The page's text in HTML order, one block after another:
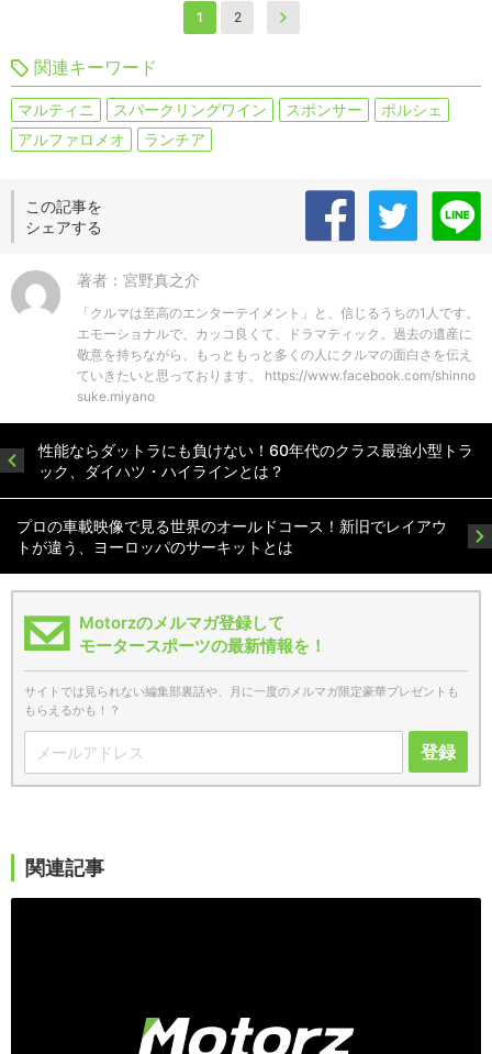
1 2
関連キーワード
マルティニ スパークリングワイン スポンサー
ポルシェ
アルファロメオ
ランチア
この記事を
シェアする
著者：宮野真之介
「クルマは至高のエンターテイメント」と、信じるうちの1人です。
エモーショナルで、カッコ良くて、ドラマティック。過去の遺産に
敬意を持ちながら、もっともっと多くの人にクルマの面白さを伝え
ていきたいと思っております。 https://www.facebook.com/shinno
suke.miyano
性能ならダットラにも負けない！60年代のクラス最強小型トラ
ック、ダイハツ・ハイラインとは？
プロの車載映像で見る世界のオールドコース！新旧でレイアウ
トが違う、ヨーロッパのサーキットとは
Motorzのメルマガ登録して
モータースポーツの最新情報を！
サイトでは見られない編集部裏話や、月に一度のメルマガ限定豪華プレゼントも
もらえるかも！？
登録
関連記事